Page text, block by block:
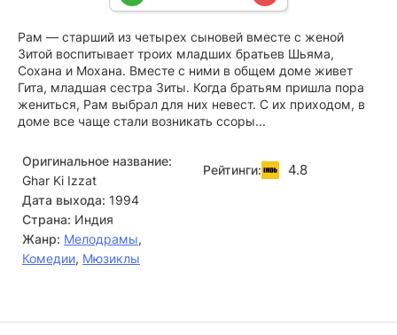
Рам — старший из четырех сыновей вместе с женой
Зитой воспитывает троих младших братьев Шьяма,
Сохана и Мохана. Вместе с ними в общем доме живет
Гита, младшая сестра Зиты. Когда братьям пришла пора
жениться, Рам выбрал для них невест. С их приходом, в
доме все чаще стали возникать ссоры...
Оригинальное название:
Ghar Ki Izzat
Дата выхода: 1994
Страна: Индия
Жанр: Мелодрамы,
Комедии, Мюзиклы
Рейтинги: 4.8